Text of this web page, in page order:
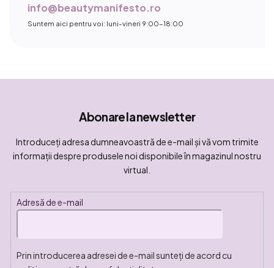
info@beautymanifesto.ro
Suntem aici pentru voi: luni-vineri 9:00-18:00
Abonare la newsletter
Introduceţi adresa dumneavoastră de e-mail şi vă vom trimite
informaţii despre produsele noi disponibile în magazinul nostru
virtual.
Adresă de e-mail
Prin introducerea adresei de e-mail sunteți de acord cu